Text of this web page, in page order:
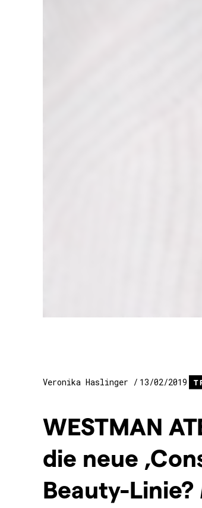
Veronika Haslinger 13/02/2019
WESTMAN
die neue
Beauty-Linie?